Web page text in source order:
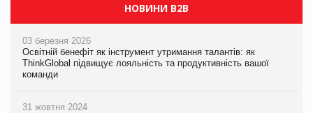
НОВИНИ B2B
03 березня 2026
Освітній бенефіт як інструмент утримання талантів: як
ThinkGlobal підвищує лояльність та продуктивність вашої
команди
31 жовтня 2024